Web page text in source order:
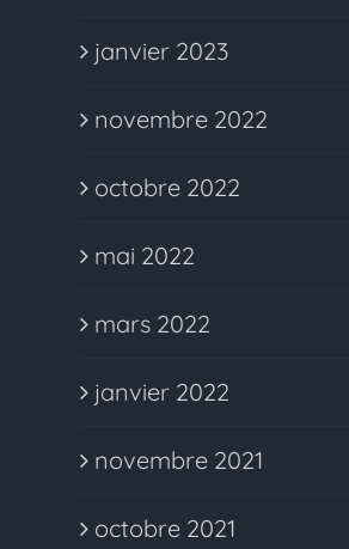
janvier 2023
novembre 2022
octobre 2022
mai 2022
mars 2022
janvier 2022
novembre 2021
octobre 2021